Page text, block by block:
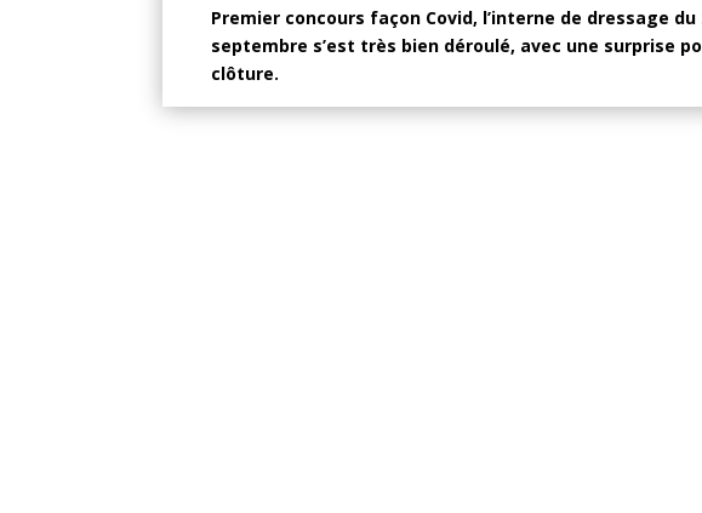
Premier concours façon Covid, l’interne de dressage du
septembre s’est très bien déroulé, avec une surprise
clôture.